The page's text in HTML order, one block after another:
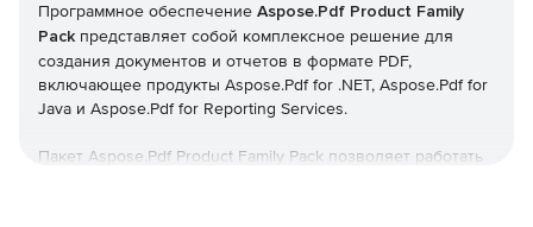
Программное обеспечение Aspose.Pdf Product Family
Pack представляет собой комплексное решение для
создания документов и отчетов в формате PDF,
включающее продукты Aspose.Pdf for .NET, Aspose.Pdf for
Java и Aspose.Pdf for Reporting Services.
Пакет Aspose.Pdf Product Family Pack позволяет работать